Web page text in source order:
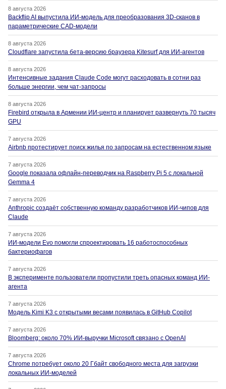
8 августа 2026
Backflip AI выпустила ИИ-модель для преобразования 3D-сканов в
параметрические CAD-модели
8 августа 2026
Cloudflare запустила бета-версию браузера Kitesurf для ИИ-агентов
8 августа 2026
Интенсивные задания Claude Code могут расходовать в сотни раз
больше энергии, чем чат-запросы
8 августа 2026
Firebird открыла в Армении ИИ-центр и планирует развернуть 70 тысяч
GPU
7 августа 2026
Airbnb протестирует поиск жилья по запросам на естественном языке
7 августа 2026
Google показала офлайн-переводчик на Raspberry Pi 5 с локальной
Gemma 4
7 августа 2026
Anthropic создаёт собственную команду разработчиков ИИ-чипов для
Claude
7 августа 2026
ИИ-модели Evo помогли спроектировать 16 работоспособных
бактериофагов
7 августа 2026
В эксперименте пользователи пропустили треть опасных команд ИИ-
агента
7 августа 2026
Модель Kimi K3 с открытыми весами появилась в GitHub Copilot
7 августа 2026
Bloomberg: около 70% ИИ-выручки Microsoft связано с OpenAI
7 августа 2026
Chrome потребует около 20 Гбайт свободного места для загрузки
локальных ИИ-моделей